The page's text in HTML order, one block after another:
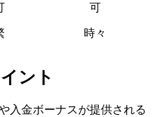
可
時々
ント
入金ボーナスが提供される